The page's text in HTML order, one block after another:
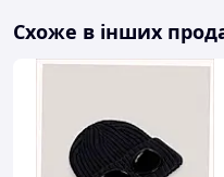
Схоже в інших